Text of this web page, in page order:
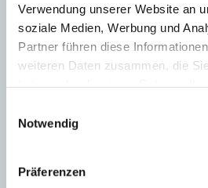
Verwendung unserer Website an
soziale Medien, Werbung und
Partner führen diese
weiteren Daten zusammen, die
Notwendig
Präferenzen
ANSPRECHPARTNER
Spartenleiter
Tel.: +43 664/3365085